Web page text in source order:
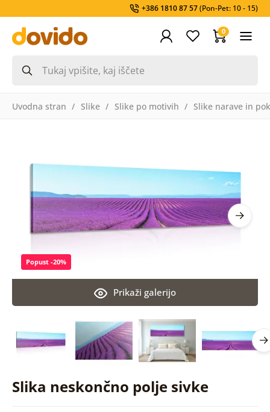
+386 1810 87 57(Pon-Pet: 10 - 15)
0
Uvodna stran Slike Slike po motivih Slike narave in
Slika neskončno polje sivke
Prikaži galerijo
Popust -20%